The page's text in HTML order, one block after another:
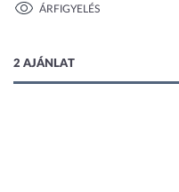
ÁRFIGYELÉS
2 AJÁNLAT